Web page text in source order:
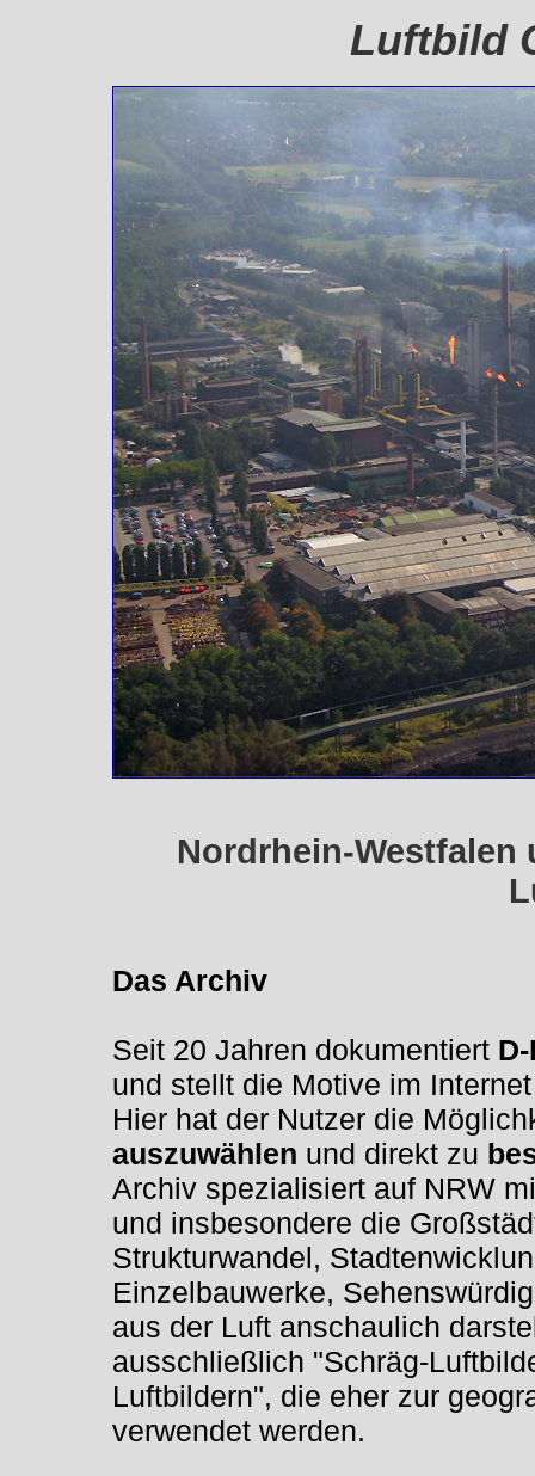
Luftbild
Nordrhein-Westfalen
Das Archiv
Seit 20 Jahren dokumentiert
und stellt die Motive im
Hier hat der Nutzer die
auszuwählen und direkt zu
Archiv spezialisiert auf NRW
und insbesondere die
Strukturwandel,
Einzelbauwerke,
aus der Luft anschaulich
ausschließlich "Schräg-
Luftbildern", die eher zur
verwendet werden.